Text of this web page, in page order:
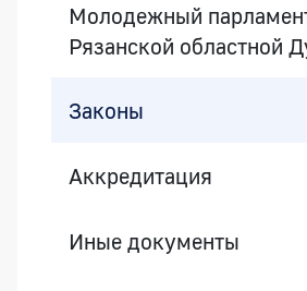
Молодежный
Рязанской областной
Законы
Аккредитация
Иные документы